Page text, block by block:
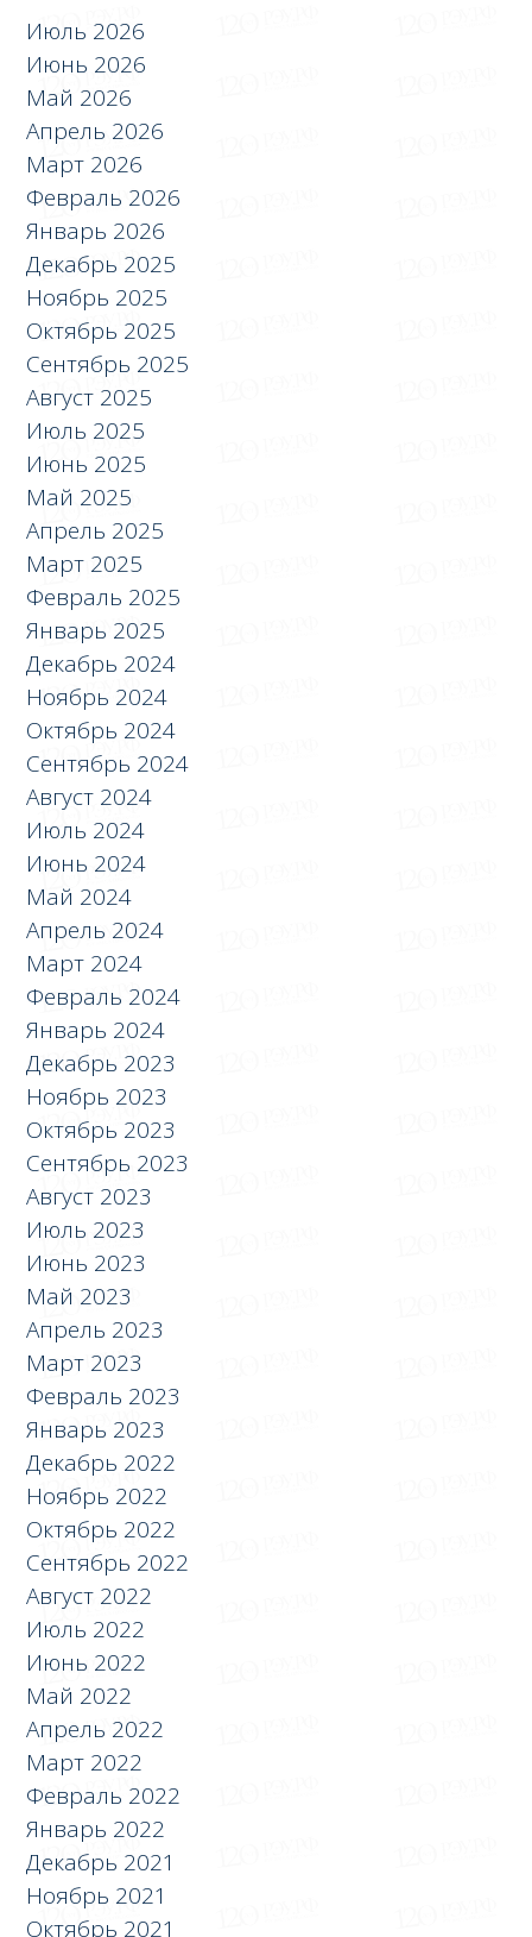
Июль 2026
Июнь 2026
Май 2026
Апрель 2026
Март 2026
Февраль 2026
Январь 2026
Декабрь 2025
Ноябрь 2025
Октябрь 2025
Сентябрь 2025
Август 2025
Июль 2025
Июнь 2025
Май 2025
Апрель 2025
Март 2025
Февраль 2025
Январь 2025
Декабрь 2024
Ноябрь 2024
Октябрь 2024
Сентябрь 2024
Август 2024
Июль 2024
Июнь 2024
Май 2024
Апрель 2024
Март 2024
Февраль 2024
Январь 2024
Декабрь 2023
Ноябрь 2023
Октябрь 2023
Сентябрь 2023
Август 2023
Июль 2023
Июнь 2023
Май 2023
Апрель 2023
Март 2023
Февраль 2023
Январь 2023
Декабрь 2022
Ноябрь 2022
Октябрь 2022
Сентябрь 2022
Август 2022
Июль 2022
Июнь 2022
Май 2022
Апрель 2022
Март 2022
Февраль 2022
Январь 2022
Декабрь 2021
Ноябрь 2021
Октябрь 2021